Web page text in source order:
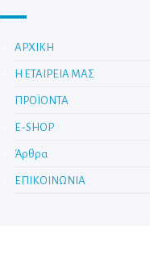
ΑΡΧΙΚΗ
Η ΕΤΑΙΡΕΙΑ ΜΑΣ
ΠΡΟΪΟΝΤΑ
E-SHOP
Άρθρα
ΕΠΙΚΟΙΝΩΝΙΑ